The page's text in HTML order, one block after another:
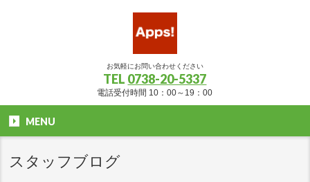
お気軽にお問い合わせください
TEL 0738-20-5337
電話受付時間 10：00～19：00
MENU
スタッフブログ